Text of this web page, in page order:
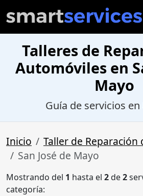
Talleres de
Automóviles en
Mayo
Guía de servicios
Inicio
Taller de
San José de Mayo
Mostrando del 1 hasta el 2de2
categoría: